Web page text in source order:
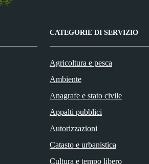
CATEGORIE DI SERVIZIO
Agricoltura e pesca
Ambiente
Anagrafe e stato civile
Appalti pubblici
Autorizzazioni
Catasto e urbanistica
Cultura e tempo libero